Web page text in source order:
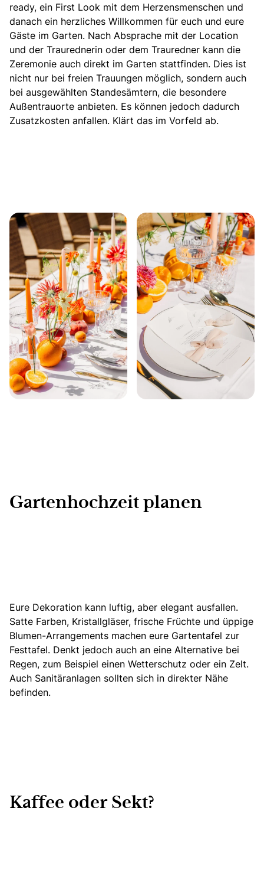
ready, ein First Look mit dem Herzensmenschen und
danach ein herzliches Willkommen für euch und eure
Gäste im Garten. Nach Absprache mit der Location
und der Traurednerin oder dem Trauredner kann die
Zeremonie auch direkt im Garten stattfinden. Dies ist
nicht nur bei freien Trauungen möglich, sondern auch
bei ausgewählten Standesämtern, die besondere
Außentrauorte anbieten. Es können jedoch dadurch
Zusatzkosten anfallen. Klärt das im Vorfeld ab.
Gartenhochzeit planen
Eure Dekoration kann luftig, aber elegant ausfallen.
Satte Farben, Kristallgläser, frische Früchte und üppige
Blumen-Arrangements machen eure Gartentafel zur
Festtafel. Denkt jedoch auch an eine Alternative bei
Regen, zum Beispiel einen Wetterschutz oder ein Zelt.
Auch Sanitäranlagen sollten sich in direkter Nähe
befinden.
Kaffee oder Sekt?